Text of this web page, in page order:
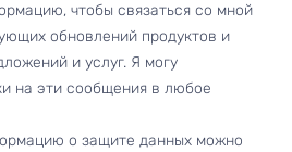
чтобы связаться со мной
обновлений продуктов и
и услуг. Я могу
на эти сообщения в любое
о защите данных можно